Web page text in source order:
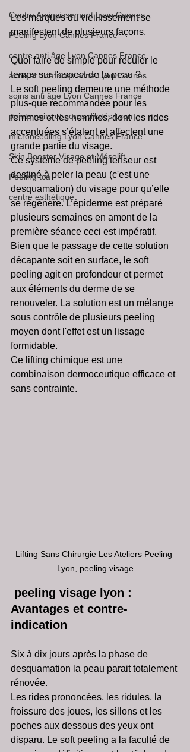
Centre Amincissement Lyon Cannes
Peeling Lyon Cannes France
centre anti âge Lyon Cannes France
acné et cicatrices acné Lyon Cannes
soins anti âge Lyon Cannes France
points noirs et pores dilatés Lyon
microneedling Lyon Cannes France
Skin Booster Visage et Mésolift
Peeling tca
centre esthétique
Les marques du vieillissement se
manifestent de plusieurs façons.
Quoi faire de simple pour reculer le
temps sur l'aspect de la peau ?
Le soft peeling demeure une méthode
plus-que recommandée pour les
femmes et les hommes, dont les rides
accentuées s’étalent et affectent une
grande partie du visage.
Ce système de peeling tenseur est
destiné à peler la peau (c'est une
desquamation) du visage pour qu’elle
se régénère. L’épiderme est préparé
plusieurs semaines en amont de la
première séance ceci est impératif.
Bien que le passage de cette solution
décapante soit en surface, le soft
peeling agit en profondeur et permet
aux éléments du derme de se
renouveler. La solution est un mélange
sous contrôle de plusieurs peeling
moyen dont l'effet est un lissage
formidable.
Ce lifting chimique est une
combinaison dermoceutique efficace et
sans contrainte.
Lifting Sans Chirurgie Les Ateliers Peeling
Lyon, peeling visage
peeling visage lyon :
Avantages et contre-
indication
Six à dix jours après la phase de
desquamation la peau parait totalement
rénovée.
Les rides prononcées, les ridules, la
froissure des joues, les sillons et les
poches aux dessous des yeux ont
disparu. Le soft peeling a la faculté de